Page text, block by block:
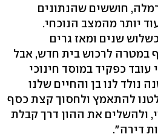
חוששים שהנתונים
יותר מהמצב הנוכחי.
שנים ומאז גרים
במטרה לרכוש בית חדש, אבל
כפקיד במוסד חינוכי
נולד לנו בן והחיים שלנו
להתאמץ ולחסוך קצת כסף
ולהשלים את ההון דרך קבלת
דירה".